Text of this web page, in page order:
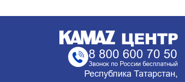
8 800 600 70 50
Звонок по России бесплатный
Республика Татарстан,